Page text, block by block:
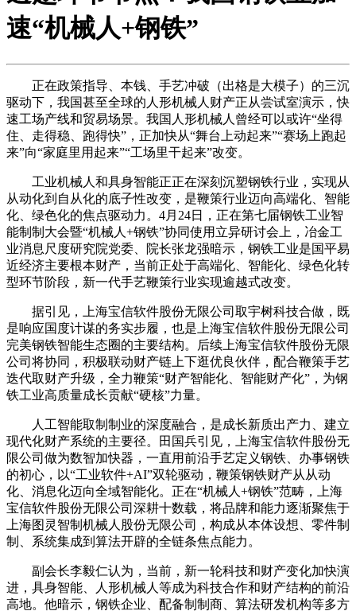
速“机械人+钢铁”
正在政策指导、本钱、手艺冲破（出格是大模子）的三沉
驱动下，我国甚至全球的人形机械人财产正从尝试室演示，快
速工场产线和贸易场景。我国人形机械人曾经可以或许“坐得
住、走得稳、跑得快”，正加快从“舞台上动起来”“赛场上跑起
来”向“家庭里用起来”“工场里干起来”改变。
工业机械人和具身智能正正在深刻沉塑钢铁行业，实现从
从动化到自从化的底子性改变，是鞭策行业迈向高端化、智能
化、绿色化的焦点驱动力。4月24日，正在第七届钢铁工业智
能制制大会暨“机械人+钢铁”协同使用立异研讨会上，冶金工
业消息尺度研究院党委、院长张龙强暗示，钢铁工业是国平易
近经济主要根本财产，当前正处于高端化、智能化、绿色化转
型环节阶段，新一代手艺鞭策行业实现逾越式改变。
据引见，上海宝信软件股份无限公司取宇树科技合做，既
是响应国度计谋的务实步履，也是上海宝信软件股份无限公司
完美钢铁智能生态圈的主要结构。后续上海宝信软件股份无限
公司将协同，积极联动财产链上下逛优良伙伴，配合鞭策手艺
迭代取财产升级，全力鞭策“财产智能化、智能财产化”，为钢
铁工业高质量成长贡献“硬核”力量。
人工智能取制制业的深度融合，是成长新质出产力、建立
现代化财产系统的主要径。田国兵引见，上海宝信软件股份无
限公司做为数智加快器，一直用前沿手艺定义钢铁、办事钢铁
的初心，以“工业软件+AI”双轮驱动，鞭策钢铁财产从从动
化、消息化迈向全域智能化。正在“机械人+钢铁”范畴，上海
宝信软件股份无限公司深耕十数载，将品牌和能力逐渐聚焦于
上海图灵智制机械人股份无限公司，构成从本体设想、零件制
制、系统集成到算法开辟的全链条焦点能力。
副会长李毅仁认为，当前，新一轮科技和财产变化加快演
进，具身智能、人形机械人等成为科技合作和财产结构的前沿
高地。他暗示，钢铁企业、配备制制商、算法研发机构等多方